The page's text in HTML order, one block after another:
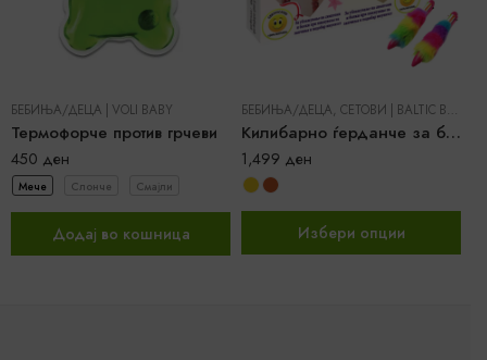
БЕБИЊА/ДЕЦА VOLI BABY
Термофорче против грчеви
450 ден
Мече Слонче Смајли
Додај во кошница
БЕБИЊА/ДЕЦА СЕТОВИ BALTIC BABY
Килибарно ѓерданче за бебе + Гратис RAINBOW пенкало
1,499 ден
Избери опции